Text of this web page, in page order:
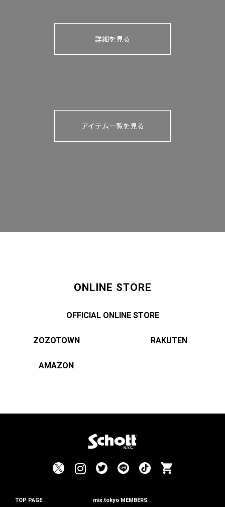
詳細を見る
アイテム一覧を見る
ONLINE STORE
OFFICIAL ONLINE STORE
ZOZOTOWN RAKUTEN
AMAZON
TOP PAGE mix.tokyo MEMBERS